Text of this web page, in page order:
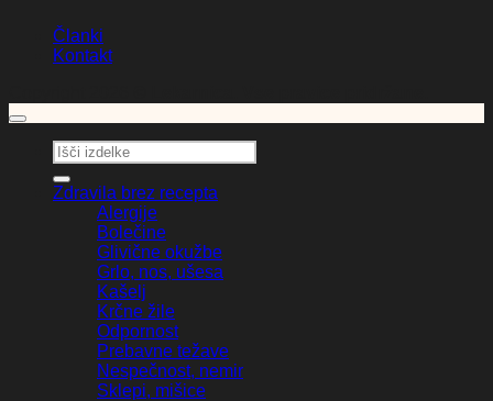
Članki
Kontakt
Išči:
Zdravila brez recepta
Alergije
Bolečine
Glivične okužbe
Grlo, nos, ušesa
Kašelj
Krčne žile
Odpornost
Prebavne težave
Nespečnost, nemir
Sklepi, mišice